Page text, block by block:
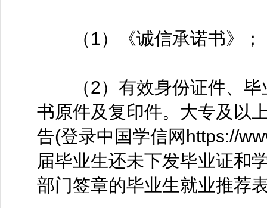
（1）《诚信承诺书》；
（2）有效身份证件、毕
书原件及复印件。大专及以
告(登录中国学信网https://
届毕业生还未下发毕业证和
部门签章的毕业生就业推荐